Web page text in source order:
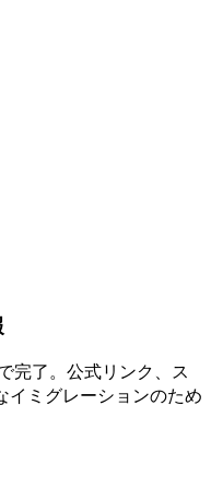
完了。公式リンク、ス
イミグレーションのため